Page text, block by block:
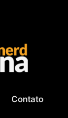
Contato